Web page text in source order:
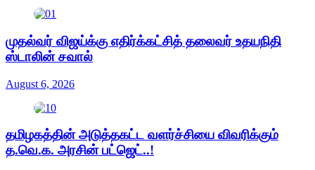
முதல்வர் விஜய்க்கு எதிர்க்கட்சித் தலைவர் உதயநிதி
ஸ்டாலின் சவால்
August 6, 2026
தமிழகத்தின் அடுத்தகட்ட வளர்ச்சியை விவரிக்கும்
த.வெ.க. அரசின் பட்ஜெட்..!